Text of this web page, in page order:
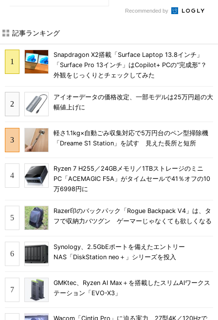
Recommended by
記事ランキング
Snapdragon X2搭載「Surface Laptop 13.8インチ」
「Surface Pro 13インチ」はCopilot+ PCの“完成形”？
外観をじっくりとチェックしてみた
アイオーデータの価格改定、一部モデルは25万円超の大
幅値上げに
軽さ1.1kg×自動ごみ収集対応で5万円台のペン型掃除機
「Dreame S1 Station」を試す 見えた長所と短所
Ryzen 7 H255／24GBメモリ／1TBストレージのミニ
PC「ACEMAGIC F5A」がタイムセールで41％オフの10
万6998円に
Razer印のバックパック「Rogue Backpack V4」は、タ
フで収納力バツグン ゲーマーじゃなくても欲しくなる
Synology、2.5GbEポートを備えたエントリー
NAS「DiskStation neo＋」シリーズを投入
GMKtec、Ryzen AI Max＋を搭載したスリムAIワークス
テーション「EVO-X3」
Wacom「Cintiq Pro」に迫る実力 27型4K／120Hzで